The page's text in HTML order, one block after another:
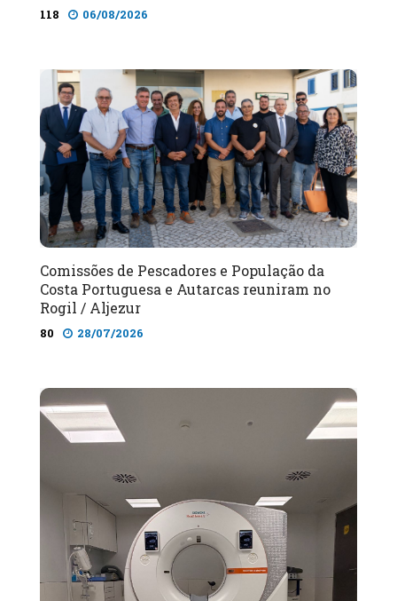
118 06/08/2026
Comissões de Pescadores e População da
Costa Portuguesa e Autarcas reuniram no
Rogil / Aljezur
80 28/07/2026